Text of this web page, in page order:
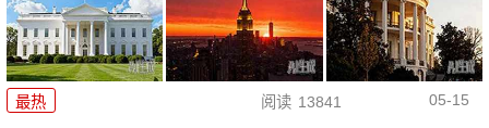
最热 阅读 13841 05-15